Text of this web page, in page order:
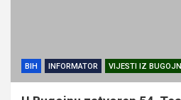
BIH INFORMATOR VIJESTI IZ